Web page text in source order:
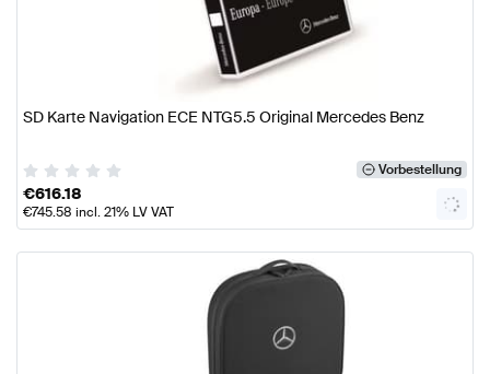
SD Karte Navigation ECE NTG5.5 Original Mercedes Benz
Vorbestellung
€616.18
€745.58 incl. 21% LV VAT